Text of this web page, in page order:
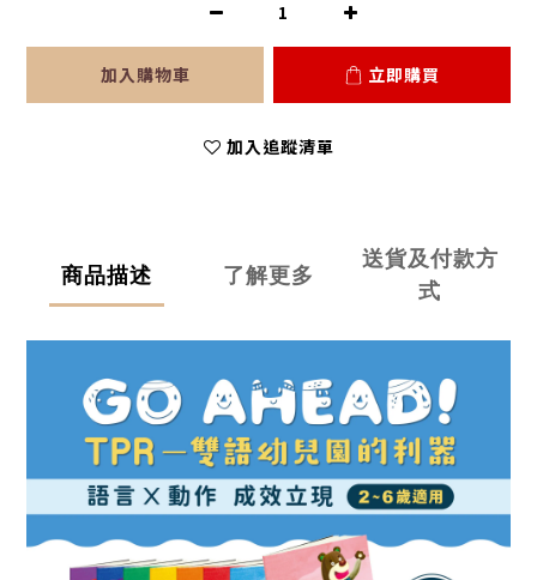
加入購物車 立即購買
加入追蹤清單
商品描述 了解更多
送貨及付款方
式